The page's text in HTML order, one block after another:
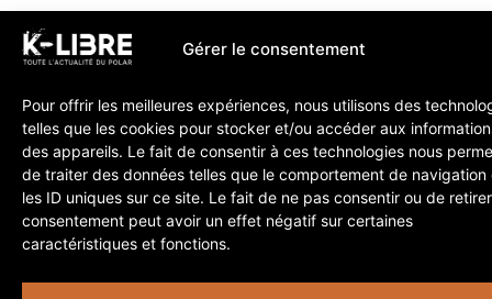
Gérer le consentement
Pour offrir les meilleures expériences, nous utilisons des
telles que les cookies pour stocker et/ou accéder aux
des appareils. Le fait de consentir à ces technologies nous
de traiter des données telles que le comportement de navigation
les ID uniques sur ce site. Le fait de ne pas consentir ou de
consentement peut avoir un effet négatif sur certaines
caractéristiques et fonctions.